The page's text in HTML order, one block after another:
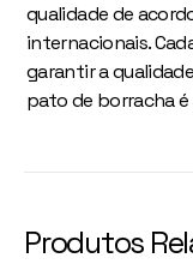
qualidade de
internacionais.
garantir a
pato de borracha
Produtos